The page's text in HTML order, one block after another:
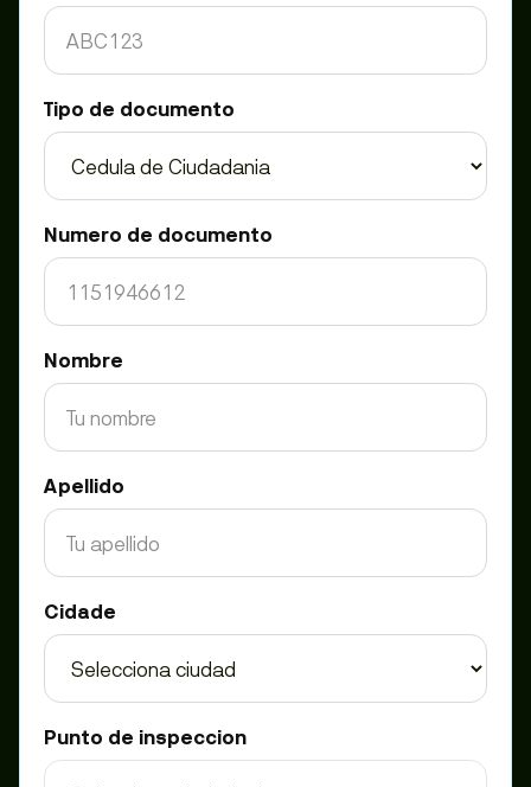
Tipo de documento
Numero de documento
Nombre
Apellido
Cidade
Punto de inspeccion